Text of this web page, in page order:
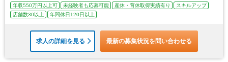
年収550万円以上可 未経験者も応募可能 産休・育休取得実績有り
スキルアップ
店舗数30以上
年間休日120日以上
求人の詳細を見る 最新の募集状況を問い合わせる